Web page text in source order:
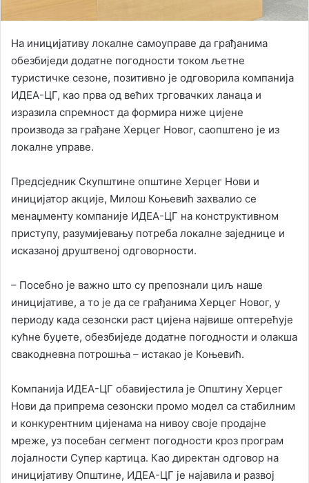
На иницијативу локалне самоуправе да грађанима
обезбиједи додатне погодности током љетне
туристичке сезоне, позитивно је одговорила компанија
ИДЕА-ЦГ, као прва од већих трговачких ланаца и
изразила спремност да формира ниже цијене
производа за грађане Херцег Новог, саопштено је из
локалне управе.
Предсједник Скупштине општине Херцег Нови и
иницијатор акције, Милош Коњевић захвалио се
менаџменту компаније ИДЕА-ЦГ на конструктивном
приступу, разумијевању потреба локалне заједнице и
исказаној друштвеној одговорности.
– Посебно је важно што су препознали циљ наше
иницијативе, а то је да се грађанима Херцег Новог, у
периоду када сезонски раст цијена највише оптерећује
кућне буџете, обезбиједе додатне погодности и олакша
свакодневна потрошња – истакао је Коњевић.
Компанија ИДЕА-ЦГ обавијестила је Општину Херцег
Нови да припрема сезонски промо модел са стабилним
и конкурентним цијенама на нивоу своје продајне
мреже, уз посебан сегмент погодности кроз програм
лојалности Супер картица. Као директан одговор на
иницијативу Општине, ИДЕА-ЦГ је најавила и развој